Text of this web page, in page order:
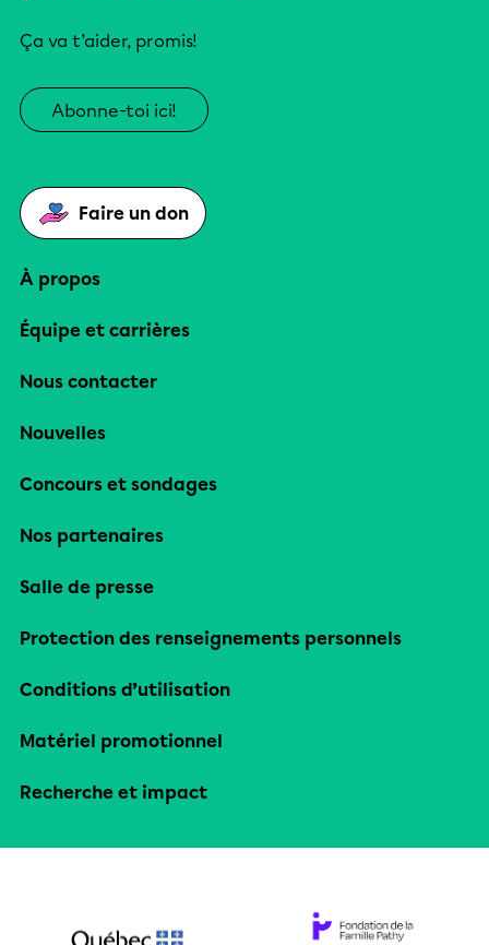
Ça va t’aider, promis!
Abonne-toi ici!
Faire un don
À propos
Équipe et carrières
Nous contacter
Nouvelles
Concours et sondages
Nos partenaires
Salle de presse
Protection des renseignements personnels
Conditions d’utilisation
Matériel promotionnel
Recherche et impact